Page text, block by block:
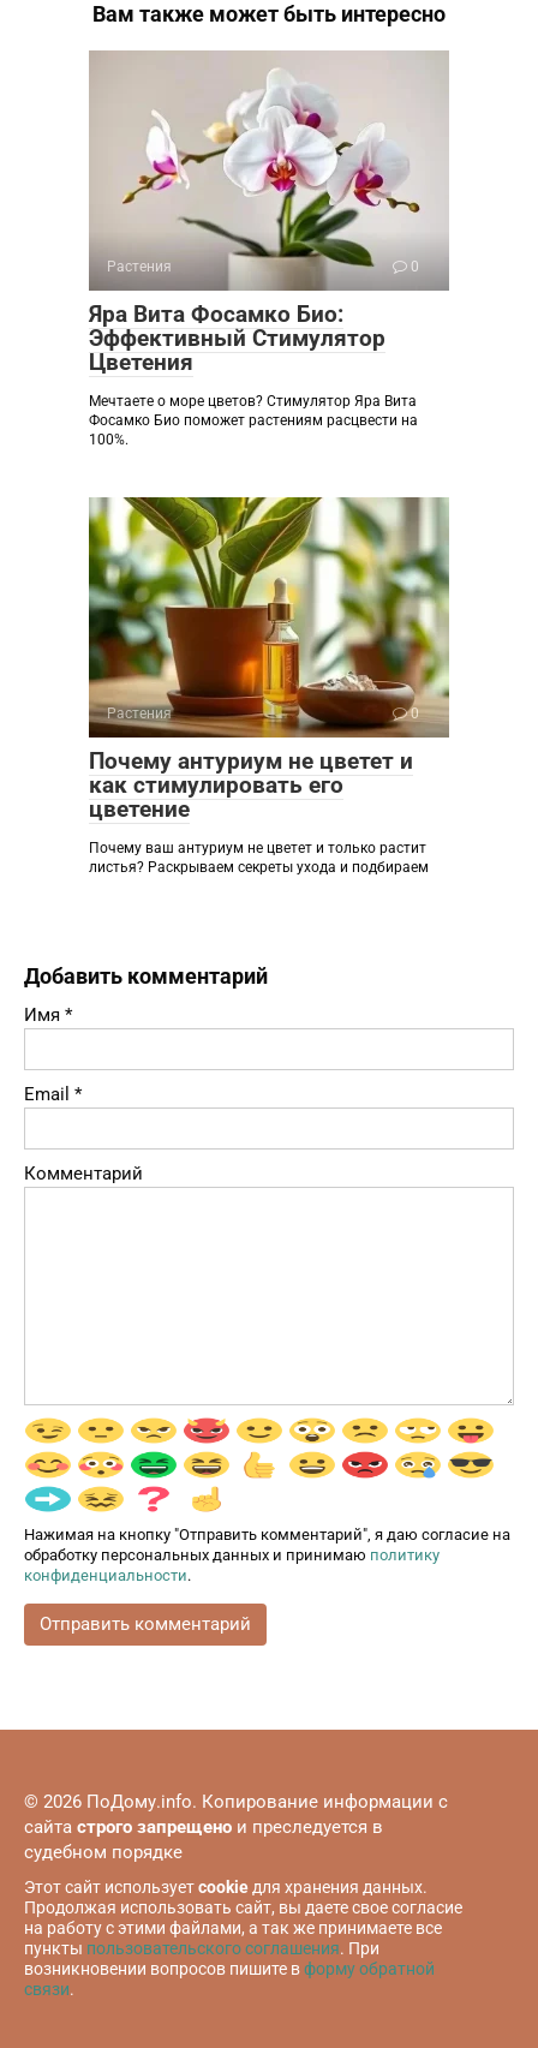
Вам также может быть интересно
Растения 0
Яра Вита Фосамко Био:
Эффективный Стимулятор
Цветения
Мечтаете о море цветов? Стимулятор Яра Вита
Фосамко Био поможет растениям расцвести на
100%.
Растения 0
Почему антуриум не цветет и
как стимулировать его
цветение
Почему ваш антуриум не цветет и только растит
листья? Раскрываем секреты ухода и подбираем
Добавить комментарий
Имя *
Email *
Комментарий
Нажимая на кнопку "Отправить комментарий", я даю согласие на
обработку персональных данных и принимаю политику
конфиденциальности.
© 2026 ПоДому.info. Копирование информации с
сайта строго запрещено и преследуется в
судебном порядке
Этот сайт используетcookieдля хранения данных.
Продолжая использовать сайт, вы даете свое согласие
на работу с этими файлами, а так же принимаете все
пункты пользовательского соглашения. При
возникновении вопросов пишите вформу обратной
связи.